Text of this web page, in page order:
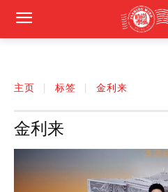
主页 标签 金利来
金利来